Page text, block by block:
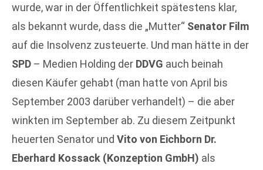
wurde, war in der Öffentlichkeit spätestens klar,
als bekannt wurde, dass die „Mutter“ Senator Film
auf die Insolvenz zusteuerte. Und man hätte in der
SPD – Medien Holding der DDVG auch beinah
diesen Käufer gehabt (man hatte von April bis
September 2003 darüber verhandelt) – die aber
winkten im September ab. Zu diesem Zeitpunkt
heuerten Senator und Vito von Eichborn Dr.
Eberhard Kossack (Konzeption GmbH) als